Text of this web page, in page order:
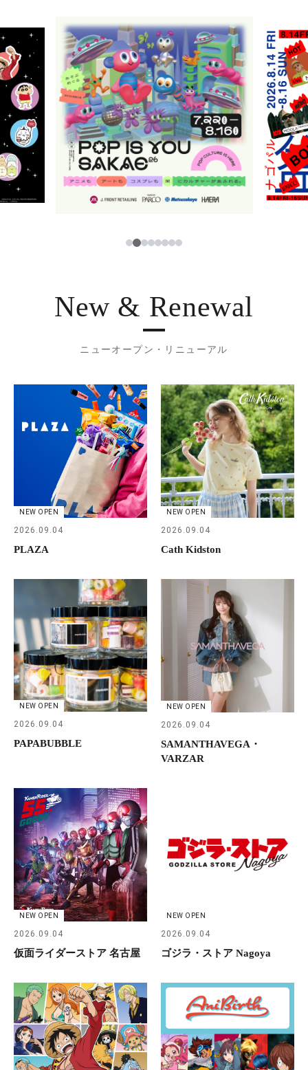
レストラン・カフェ
TAX FREE
PARCOメンバーズ
ภาษาไทย
日本語
1234567
New & Renewal
ニューオープン・リニューアル
NEW OPEN
2026.09.04
PLAZA
NEW OPEN
2026.09.04
Cath Kidston
NEW OPEN
2026.09.04
PAPABUBBLE
NEW OPEN
2026.09.04
SAMANTHAVEGA・
VARZAR
NEW OPEN
2026.09.04
仮面ライダーストア 名古屋
NEW OPEN
2026.09.04
ゴジラ・ストア Nagoya